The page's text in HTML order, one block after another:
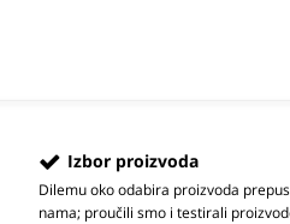
Izbor proizvoda
Dilemu oko odabira proizvoda
nama; proučili smo i testirali